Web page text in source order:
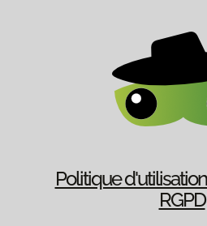
Politique
RGPD